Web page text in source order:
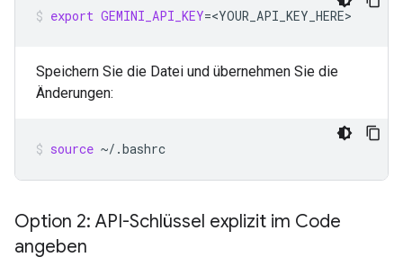
export GEMINI_API_KEY=<YOUR_API_KEY_HERE>
Speichern Sie die Datei und übernehmen Sie die
Änderungen:
source ~/.bashrc
Option 2: API-Schlüssel explizit im Code
angeben